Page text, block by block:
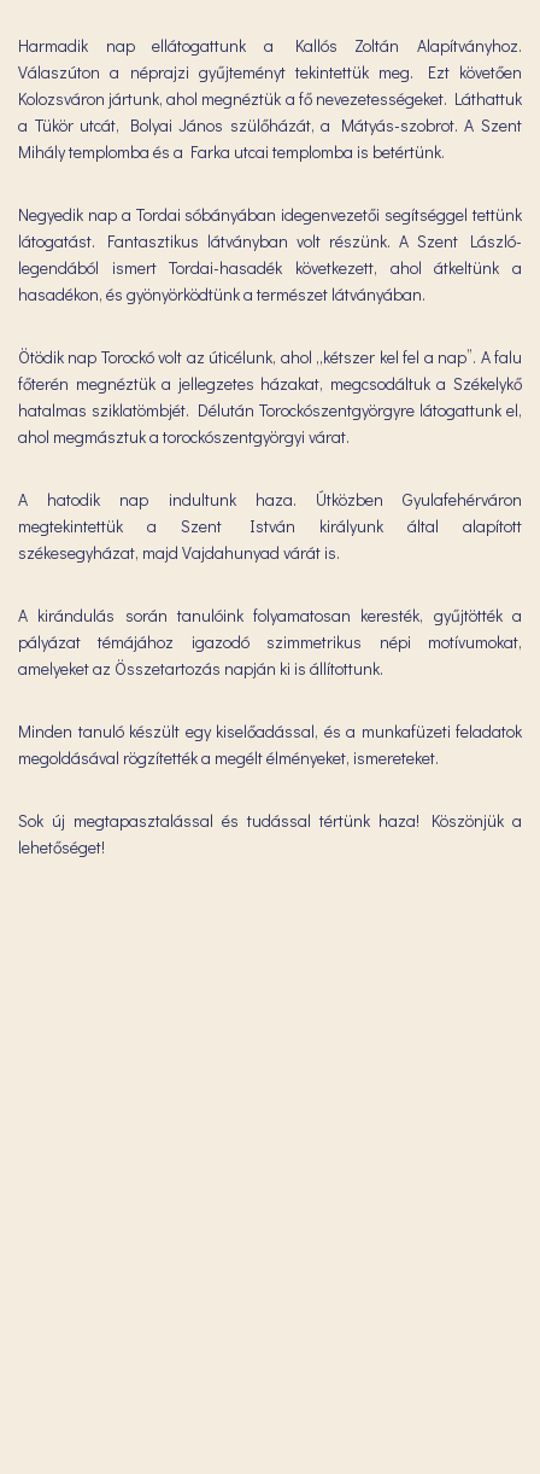
Harmadik nap ellátogattunk a Kallós Zoltán Alapítványhoz.
Válaszúton a néprajzi gyűjteményt tekintettük meg. Ezt követően
Kolozsváron jártunk, ahol megnéztük a fő nevezetességeket. Láthattuk
a Tükör utcát, Bolyai János szülőházát, a Mátyás-szobrot. A Szent
Mihály templomba és a Farka utcai templomba is betértünk.
Negyedik nap a Tordai sóbányában idegenvezetői segítséggel tettünk
látogatást. Fantasztikus látványban volt részünk. A Szent László-
legendából ismert Tordai-hasadék következett, ahol átkeltünk a
hasadékon, és gyönyörködtünk a természet látványában.
Ötödik nap Torockó volt az úticélunk, ahol „kétszer kel fel a nap”. A falu
főterén megnéztük a jellegzetes házakat, megcsodáltuk a Székelykő
hatalmas sziklatömbjét. Délután Torockószentgyörgyre látogattunk el,
ahol megmásztuk a torockószentgyörgyi várat.
A hatodik nap indultunk haza. Útközben Gyulafehérváron
megtekintettük a Szent István királyunk által alapított
székesegyházat, majd Vajdahunyad várát is.
A kirándulás során tanulóink folyamatosan keresték, gyűjtötték a
pályázat témájához igazodó szimmetrikus népi motívumokat,
amelyeket az Összetartozás napján ki is állítottunk.
Minden tanuló készült egy kiselőadással, és a munkafüzeti feladatok
megoldásával rögzítették a megélt élményeket, ismereteket.
Sok új megtapasztalással és tudással tértünk haza! Köszönjük a
lehetőséget!